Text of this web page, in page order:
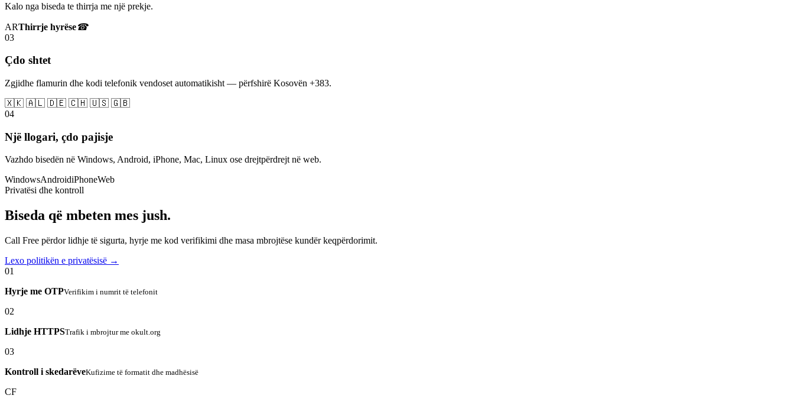
Kalo nga biseda te thirrja me një prekje.
ARThirrje hyrëse☎
03
Çdo shtet
Zgjidhe flamurin dhe kodi telefonik vendoset automatikisht — përfshirë Kosovën +383.
🇽🇰 🇦🇱 🇩🇪 🇨🇭 🇺🇸 🇬🇧
04
Një llogari, çdo pajisje
Vazhdo bisedën në Windows, Android, iPhone, Mac, Linux ose drejtpërdrejt në web.
WindowsAndroidiPhoneWeb
Privatësi dhe kontroll
Biseda që mbeten mes jush.
Call Free përdor lidhje të sigurta, hyrje me kod verifikimi dhe masa mbrojtëse kundër keqpërdorimit.
Lexo politikën e privatësisë →
01
Hyrje me OTPVerifikim i numrit të telefonit
02
Lidhje HTTPSTrafik i mbrojtur me okult.org
03
Kontroll i skedarëveKufizime të formatit dhe madhësisë
CF